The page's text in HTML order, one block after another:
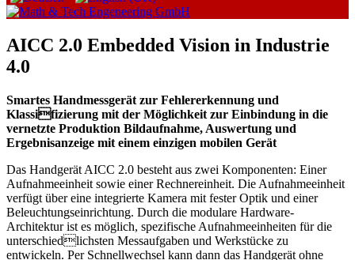
AICC 2.0 Embedded Vision in Industrie
4.0
Smartes Handmessgerät zur Fehlererkennung und
Klassifizierung mit der Möglichkeit zur Einbindung in die
vernetzte Produktion Bildaufnahme, Auswertung und
Ergebnisanzeige mit einem einzigen mobilen Gerät
Das Handgerät AICC 2.0 besteht aus zwei Komponenten: Einer
Aufnahmeeinheit sowie einer Rechnereinheit. Die Aufnahmeeinheit
verfügt über eine integrierte Kamera mit fester Optik und einer
Beleuchtungseinrichtung. Durch die modulare Hardware-
Architektur ist es möglich, spezifische Aufnahmeeinheiten für die
unterschiedlichsten Messaufgaben und Werkstücke zu
entwickeln. Per Schnellwechsel kann dann das Handgerät ohne